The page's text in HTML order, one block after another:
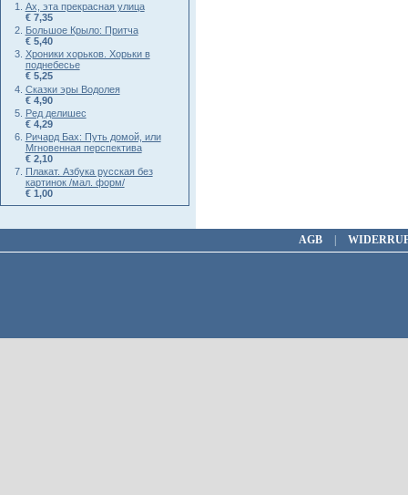
Ах, эта прекрасная улица
€ 7,35
Большое Крыло: Притча
€ 5,40
Хроники хорьков. Хорьки в
поднебесье
€ 5,25
Сказки эры Водолея
€ 4,90
Ред делишес
€ 4,29
Ричард Бах: Путь домой, или
Мгновенная перспектива
€ 2,10
Плакат. Азбука русская без
картинок /мал. форм/
€ 1,00
AGB